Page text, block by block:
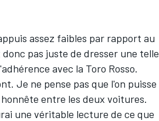
assez faibles par rapport au
pas juste de dresser une telle
avec la Toro Rosso.
Je ne pense pas que l'on puisse
entre les deux voitures.
une véritable lecture de ce que